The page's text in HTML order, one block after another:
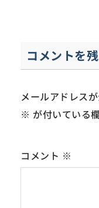
コメントを
メールアドレス
※ が付いている
コメント ※